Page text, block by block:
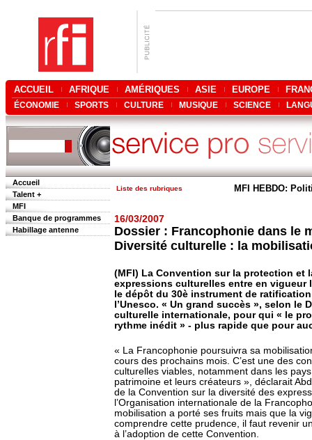
ACCUEIL AFRIQUE AMÉRIQUES ASIE EUROPE
ÉCONOMIE SPORTS CULTURE MUSIQUE SCIENCE
Accueil
Talent +
MFI
Banque de programmes
Habillage antenne
Liste des rubriques MFI HEBDO:
16/03/2007
Dossier : Francophonie dans le
Diversité culturelle : la
(MFI) La Convention sur la protection et
expressions culturelles entre en vigueur
le dépôt du 30è instrument de
l’Unesco. « Un grand succès », selon le
culturelle internationale, pour qui « le
rythme inédit » - plus rapide que pour
« La Francophonie poursuivra sa
cours des prochains mois. C’est une des
culturelles viables, notamment dans les
patrimoine et leurs créateurs », déclarait
de la Convention sur la diversité des
l’Organisation internationale de la
mobilisation a porté ses fruits mais que la
comprendre cette prudence, il faut revenir
à l’adoption de cette Convention.